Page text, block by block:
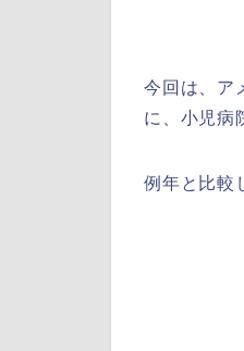
今回は、ア
に、小児病
例年と比較